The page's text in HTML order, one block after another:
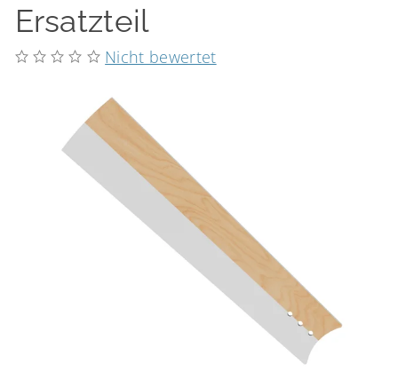
Ersatzteil
Nicht bewertet